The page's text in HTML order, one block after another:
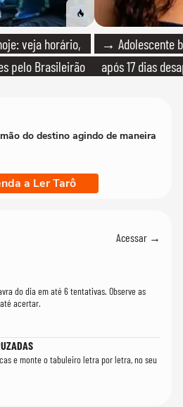
veja horário,
pelo Brasileirão
→ Adolescente
após 17 dias
do destino agindo de maneira
a Ler Tarô
Acessar →
do dia em até 6 tentativas. Observe as
acertar.
e monte o tabuleiro letra por letra, no seu